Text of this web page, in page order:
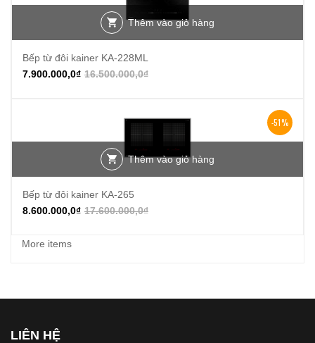
Thêm vào giỏ hàng
Bếp từ đôi kainer KA-228ML
16.500.000,0₫
7.900.000,0₫
-51%
Thêm vào giỏ hàng
Bếp từ đôi kainer KA-265
17.600.000,0₫
8.600.000,0₫
More items
LIÊN HỆ